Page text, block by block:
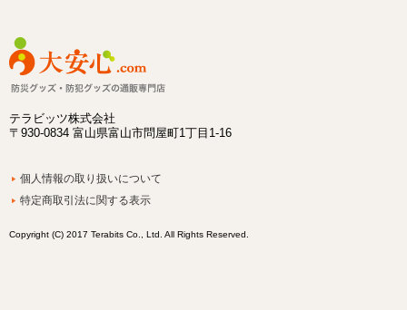
テラビッツ株式会社
〒930-0834 富山県富山市問屋町1丁目1-16
個人情報の取り扱いについて
特定商取引法に関する表示
Copyright (C) 2017 Terabits Co., Ltd. All Rights Reserved.